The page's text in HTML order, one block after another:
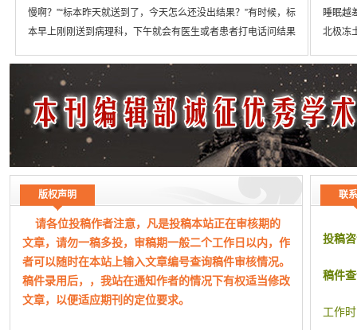
睡眠越
北极冻
新研
科学家
罗马帝
2024
研究团
睡觉时
接骨木
进展
新研究
科学家
慢啊？”“标本昨天就送到了，今天怎么还没出结果？”有时候，标
本早上刚刚送到病理科，下午就会有医生或者患者打电话问结果
永久保鲜并华丽变身，最终得出一份能提供诊断、指导治疗的病
理报告。
版权声明
请各位投稿作者注意，凡是投稿本站正在审核期的
文章，请勿一稿多投，审稿期一般二个工作日以内，作
者可以随时在本站上输入文章编号查询稿件审核情况。
稿件录用后，，我站在通知作者的情况下有权适当修改
文章，以便适应期刊的定位要求。
联
投稿
稿件
工作